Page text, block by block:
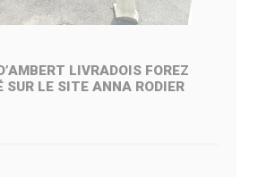
LIVRADOIS FOREZ
SUR LE SITE ANNA RODIER